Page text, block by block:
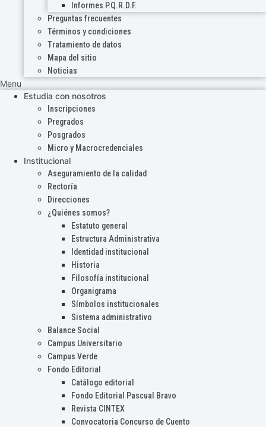
Informes P.Q.R.D.F.
Preguntas frecuentes
Términos y condiciones
Tratamiento de datos
Mapa del sitio
Noticias
Menu
Estudia con nosotros
Inscripciones
Pregrados
Posgrados
Micro y Macrocredenciales
Institucional
Aseguramiento de la calidad
Rectoría
Direcciones
¿Quiénes somos?
Estatuto general
Estructura Administrativa
Identidad institucional
Historia
Filosofía institucional
Organigrama
Símbolos institucionales
Sistema administrativo
Balance Social
Campus Universitario
Campus Verde
Fondo Editorial
Catálogo editorial
Fondo Editorial Pascual Bravo
Revista CINTEX
Convocatoria Concurso de Cuento